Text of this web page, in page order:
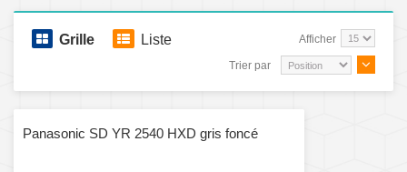
Grille Liste Afficher
Trier par
Panasonic SD YR 2540 HXD gris foncé